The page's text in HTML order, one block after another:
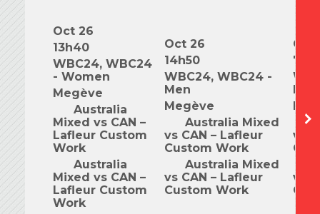
Oct 26
13h40
WBC24, WBC24
- Women
Megève
Australia
Mixed vs CAN –
Lafleur Custom
Work
Australia
Mixed vs CAN –
Lafleur Custom
Work
Oct 26
14h50
WBC24, WBC24 -
Men
Megève
Australia Mixed
vs CAN – Lafleur
Custom Work
Australia Mixed
vs CAN – Lafleur
Custom Work
Oct
vs
vs